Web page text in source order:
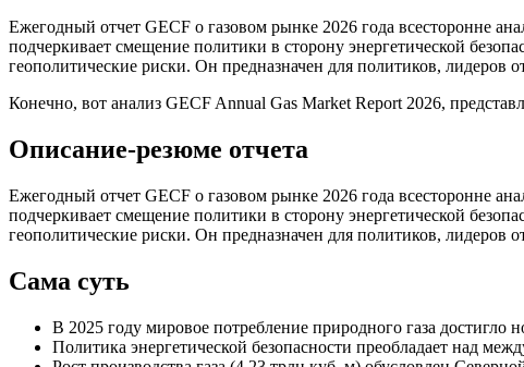
Ежегодный отчет GECF о газовом рынке 2026 года всесторонне
подчеркивает смещение политики в сторону энергетической
геополитические риски. Он предназначен для политиков, лидеров
Конечно, вот анализ GECF Annual Gas Market Report 2026,
Описание-резюме отчета
Ежегодный отчет GECF о газовом рынке 2026 года всесторонне
подчеркивает смещение политики в сторону энергетической
геополитические риски. Он предназначен для политиков, лидеров
Сама суть
В 2025 году мировое потребление природного газа
Политика энергетической безопасности преобладает над